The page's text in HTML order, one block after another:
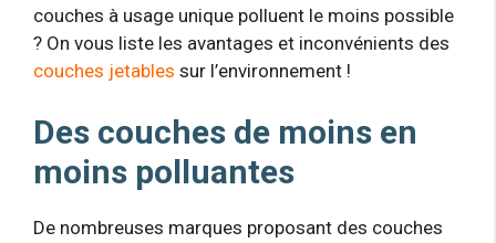
couches à usage unique polluent le moins possible
? On vous liste les avantages et inconvénients des
couches jetables sur l’environnement !
Des couches de moins en
moins polluantes
De nombreuses marques proposant des couches